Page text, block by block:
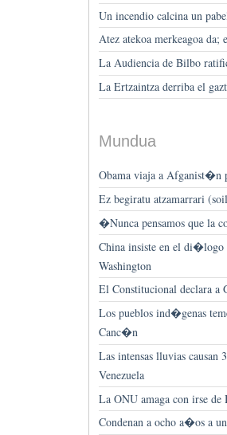
Un incendio calcina un
Atez atekoa merkeagoa
La Audiencia de Bilbo
La Ertzaintza derriba el
Mundua
Obama viaja a Afganist�n
Ez begiratu atzamarrari
�Nunca pensamos que la
China insiste en el
Washington
El Constitucional declara a
Los pueblos ind�genas
Canc�n
Las intensas lluvias
Venezuela
La ONU amaga con irse
Condenan a ocho a�os a